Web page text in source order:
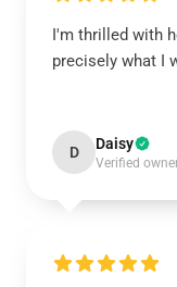
I'm thrilled with
precisely what I
D Daisy
Verified